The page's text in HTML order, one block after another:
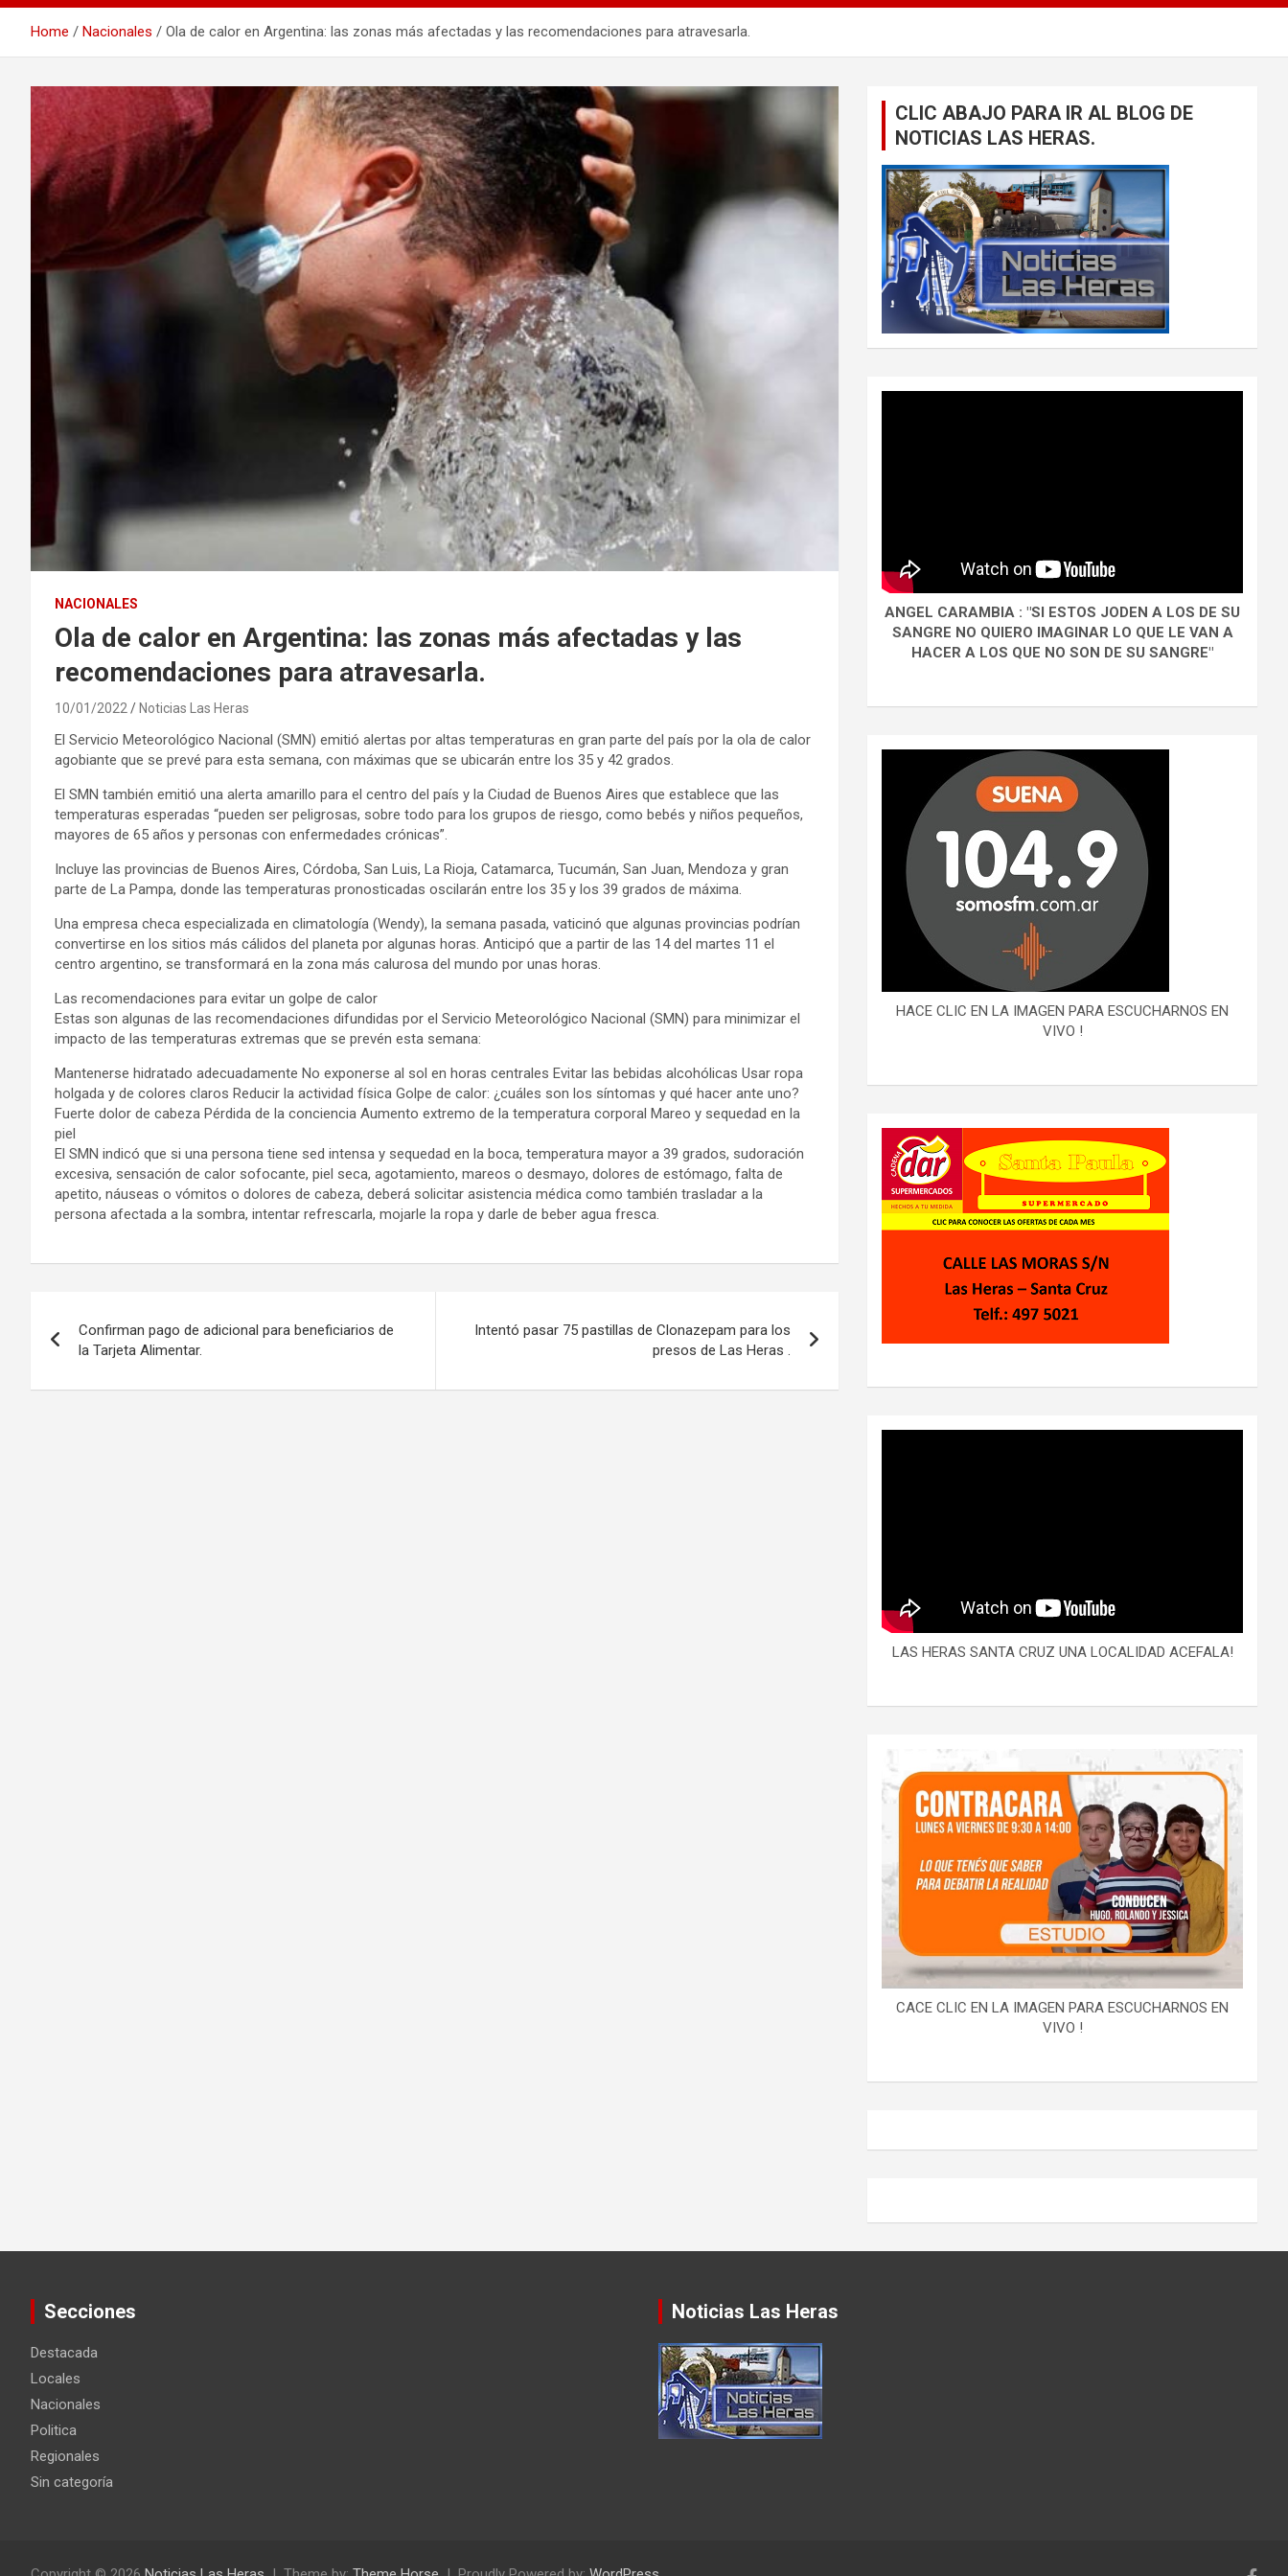
Home Nacionales Ola de calor en Argentina: las zonas más afectadas y las recomendaciones para atravesarla.
NACIONALES
Ola de calor en Argentina: las zonas más afectadas y las
recomendaciones para atravesarla.
10/01/2022 Noticias Las Heras
El Servicio Meteorológico Nacional (SMN) emitió alertas por altas temperaturas en gran parte del país por la ola de calor
agobiante que se prevé para esta semana, con máximas que se ubicarán entre los 35 y 42 grados.
El SMN también emitió una alerta amarillo para el centro del país y la Ciudad de Buenos Aires que establece que las
temperaturas esperadas “pueden ser peligrosas, sobre todo para los grupos de riesgo, como bebés y niños pequeños,
mayores de 65 años y personas con enfermedades crónicas”.
Incluye las provincias de Buenos Aires, Córdoba, San Luis, La Rioja, Catamarca, Tucumán, San Juan, Mendoza y gran
parte de La Pampa, donde las temperaturas pronosticadas oscilarán entre los 35 y los 39 grados de máxima.
Una empresa checa especializada en climatología (Wendy), la semana pasada, vaticinó que algunas provincias podrían
convertirse en los sitios más cálidos del planeta por algunas horas. Anticipó que a partir de las 14 del martes 11 el
centro argentino, se transformará en la zona más calurosa del mundo por unas horas.
Las recomendaciones para evitar un golpe de calor
Estas son algunas de las recomendaciones difundidas por el Servicio Meteorológico Nacional (SMN) para minimizar el
impacto de las temperaturas extremas que se prevén esta semana:
Mantenerse hidratado adecuadamente No exponerse al sol en horas centrales Evitar las bebidas alcohólicas Usar ropa
holgada y de colores claros Reducir la actividad física Golpe de calor: ¿cuáles son los síntomas y qué hacer ante uno?
Fuerte dolor de cabeza Pérdida de la conciencia Aumento extremo de la temperatura corporal Mareo y sequedad en la
piel
El SMN indicó que si una persona tiene sed intensa y sequedad en la boca, temperatura mayor a 39 grados, sudoración
excesiva, sensación de calor sofocante, piel seca, agotamiento, mareos o desmayo, dolores de estómago, falta de
apetito, náuseas o vómitos o dolores de cabeza, deberá solicitar asistencia médica como también trasladar a la
persona afectada a la sombra, intentar refrescarla, mojarle la ropa y darle de beber agua fresca.
de
entradas
Confirman pago de adicional para beneficiarios de
la Tarjeta Alimentar.
Intentó pasar 75 pastillas de Clonazepam para los
presos de Las Heras .
CLIC ABAJO PARA IR AL BLOG DE
NOTICIAS LAS HERAS.
ANGEL CARAMBIA : "SI ESTOS JODEN A LOS DE SU
SANGRE NO QUIERO IMAGINAR LO QUE LE VAN A
HACER A LOS QUE NO SON DE SU SANGRE"
HACE CLIC EN LA IMAGEN PARA ESCUCHARNOS EN
VIVO !
LAS HERAS SANTA CRUZ UNA LOCALIDAD ACEFALA!
CACE CLIC EN LA IMAGEN PARA ESCUCHARNOS EN
VIVO !
Secciones
Destacada
Locales
Nacionales
Politica
Regionales
Sin categoría
Noticias Las Heras